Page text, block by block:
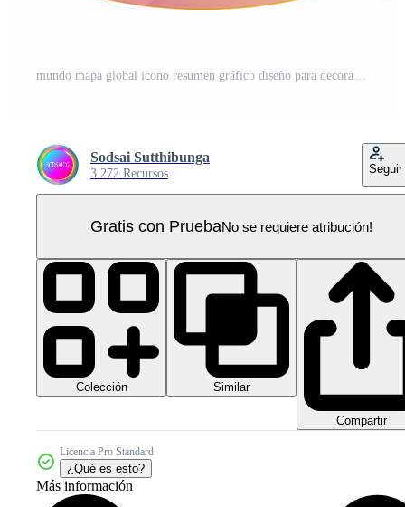
mundo mapa global icono resumen gráfico diseño para decoración PNG Pro
Sodsai Sutthibunga
3.272 Recursos Seguir
Gratis con PruebaNo se requiere atribución!
Colección Similar
Compartir
Licencia Pro Standard
¿Qué es esto?
Más información